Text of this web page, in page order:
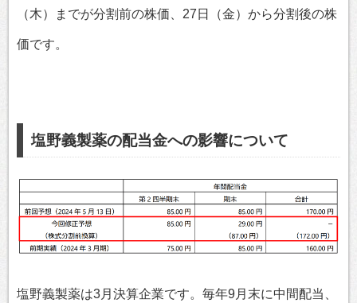
（木）までが分割前の株価、27日（金）から分割後の株
価です。
塩野義製薬の配当金への影響について
塩野義製薬は3月決算企業です。毎年9月末に中間配当、